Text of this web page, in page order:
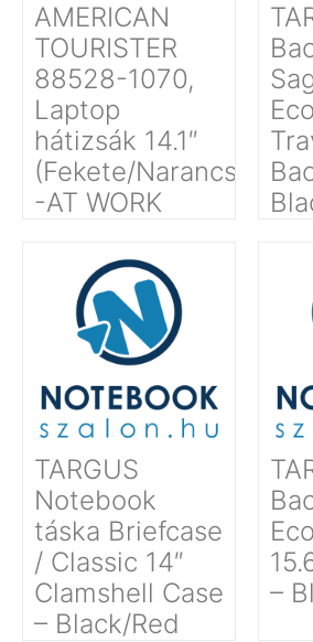
AMERICAN
TOURISTER
88528-1070,
Laptop
hátizsák 14.1″
(Fekete/Narancssárga)
-AT WORK
TARGUS
Notebook
táska Briefcase
/ Classic 14″
Clamshell Case
– Black/Red
–